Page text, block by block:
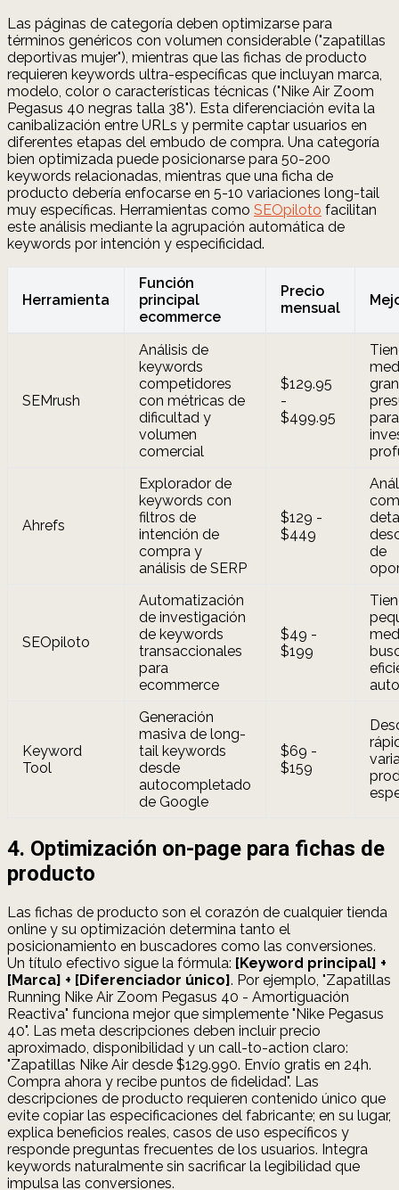
Las páginas de categoría deben optimizarse para
términos genéricos con volumen considerable ("zapatillas
deportivas mujer"), mientras que las fichas de producto
requieren keywords ultra-específicas que incluyan marca,
modelo, color o características técnicas ("Nike Air Zoom
Pegasus 40 negras talla 38"). Esta diferenciación evita la
canibalización entre URLs y permite captar usuarios en
diferentes etapas del embudo de compra. Una categoría
bien optimizada puede posicionarse para 50-200
keywords relacionadas, mientras que una ficha de
producto debería enfocarse en 5-10 variaciones long-tail
muy específicas. Herramientas como SEOpiloto facilitan
este análisis mediante la agrupación automática de
keywords por intención y especificidad.
Herramienta
Función
principal
ecommerce
Precio
mensual
SEMrush
Análisis de
keywords
competidores
con métricas de
dificultad y
volumen
comercial
$129.95
-
$499.95
para
Ahrefs
Explorador de
keywords con
filtros de
intención de
compra y
análisis de SERP
$129 -
$449
de
SEOpiloto
Automatización
de investigación
de keywords
transaccionales
para
ecommerce
$49 -
$199
Keyword
Tool
Generación
masiva de long-
tail keywords
desde
autocompletado
de Google
$69 -
$159
4. Optimización on-page para fichas de
producto
Las fichas de producto son el corazón de cualquier tienda
online y su optimización determina tanto el
posicionamiento en buscadores como las conversiones.
Un título efectivo sigue la fórmula: [Keyword principal] +
[Marca] + [Diferenciador único]. Por ejemplo, "Zapatillas
Running Nike Air Zoom Pegasus 40 - Amortiguación
Reactiva" funciona mejor que simplemente "Nike Pegasus
40". Las meta descripciones deben incluir precio
aproximado, disponibilidad y un call-to-action claro:
"Zapatillas Nike Air desde $129.990. Envío gratis en 24h.
Compra ahora y recibe puntos de fidelidad". Las
descripciones de producto requieren contenido único que
evite copiar las especificaciones del fabricante; en su lugar,
explica beneficios reales, casos de uso específicos y
responde preguntas frecuentes de los usuarios. Integra
keywords naturalmente sin sacrificar la legibilidad que
impulsa las conversiones.